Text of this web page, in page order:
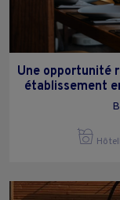
Une opportunité
établissement